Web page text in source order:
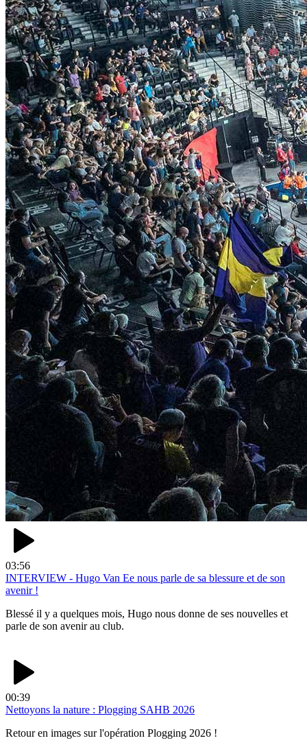
03:56
INTERVIEW - Hugo Van Ee nous parle de sa blessure et de son
avenir !
Blessé il y a quelques mois, Hugo nous donne de ses nouvelles et
parle de son avenir au club.
00:39
Nettoyons la nature : Plogging SAHB 2026
Retour en images sur l'opération Plogging 2026 !